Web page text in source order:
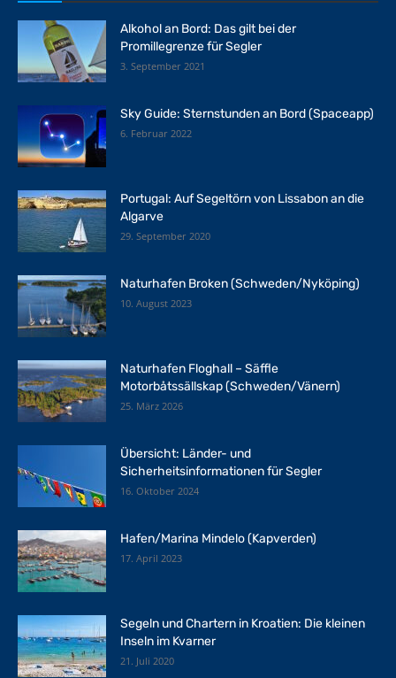
Alkohol an Bord: Das gilt bei der
Promillegrenze für Segler
3. September 2021
Sky Guide: Sternstunden an Bord (Spaceapp)
6. Februar 2022
Portugal: Auf Segeltörn von Lissabon an die
Algarve
29. September 2020
Naturhafen Broken (Schweden/Nyköping)
10. August 2023
Naturhafen Floghall – Säffle
Motorbåtssällskap (Schweden/Vänern)
25. März 2026
Übersicht: Länder- und
Sicherheitsinformationen für Segler
16. Oktober 2024
Hafen/Marina Mindelo (Kapverden)
17. April 2023
Segeln und Chartern in Kroatien: Die kleinen
Inseln im Kvarner
21. Juli 2020